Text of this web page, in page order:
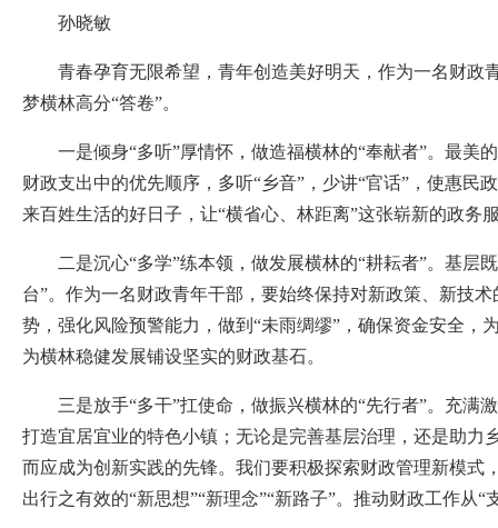
孙晓敏
青春孕育无限希望，青年创造美好明天，作为一名财政
梦横林高分“答卷”。
一是倾身“多听”厚情怀，做造福横林的“奉献者”。最美
财政支出中的优先顺序，多听“乡音”，少讲“官话”，使惠
来百姓生活的好日子，让“横省心、林距离”这张崭新的政务
二是沉心“多学”练本领，做发展横林的“耕耘者”。基层
台”。作为一名财政青年干部，要始终保持对新政策、新技
势，强化风险预警能力，做到“未雨绸缪”，确保资金安全，
为横林稳健发展铺设坚实的财政基石。
三是放手“多干”扛使命，做振兴横林的“先行者”。充
打造宜居宜业的特色小镇；无论是完善基层治理，还是助
而应成为创新实践的先锋。我们要积极探索财政管理新模式
出行之有效的“新思想”“新理念”“新路子”。推动财政工作从